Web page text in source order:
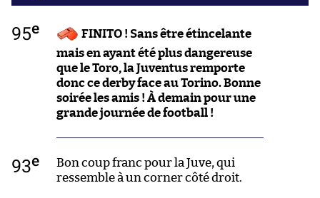
95e
FINITO ! Sans être étincelante
mais en ayant été plus dangereuse
que le Toro, la Juventus remporte
donc ce derby face au Torino. Bonne
soirée les amis ! À demain pour une
grande journée de football !
93e
Bon coup franc pour la Juve, qui
ressemble à un corner côté droit.